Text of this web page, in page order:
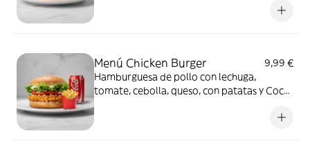
Menú Chicken Burger
9,99 €
Hamburguesa de pollo con lechuga,
tomate, cebolla, queso, con patatas y Coca-